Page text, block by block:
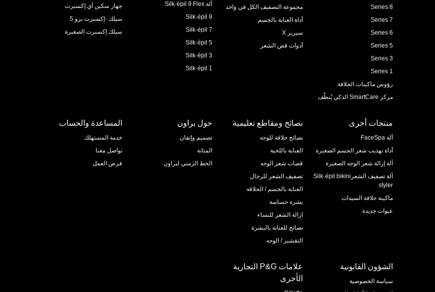
Series 8
Series 7
Series 6
Series 5
Series 3
Series 1
رؤوس ماكينات الحلاقة
مركز SmartCare الذكي يُنظّف
مجموعة التصفيف الكل في واحد
أداة العناية بالجسم
سيريز X
أدوات قص الشعر
آلة Silk·épil 9 Flex
Silk·épil 9
Silk·épil 7
Silk·épil 5
Silk·épil 3
Silk·épil 1
جهاز سكين آي.إكسبرت
سيلك -إكسبرت برو 5
سيلك.إكسبرت الصغيرة
منتجات أخرى
آلة FaceSpa
أداة تهذيب شعر الجسم الصغيرة
آلة إزالة شعر الوجه الصغيرة
آلة تصفيف الشعرSilk·épil bikini
styler
ماكينة حلاقة السيدات
عبوات جديدة
نصائح ومقاطع تعليمية
نصائح حلاقة للوجه
العناية باللحية
قصات شعر الوجه
تصفيف الشعر للرجال
العناية بالجسم / الحلاقة
بشرة حساسة
ازالة الشعر للنساء
نصائح للعناية بالبشرة
التقشير / الوجه
حول براون
تصميم وإتقان
المتانة
الخط الزمني لبراون
المساعدة والحساب
خدمة المستهلك
تواصل معنا
فرص العمل
الشؤون القانونية
سياسة الخصوصية
علامات P&G التجارية
الأخرى